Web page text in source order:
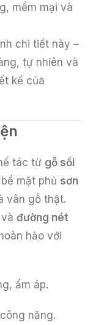
mềm mại và
chi tiết này –
tự nhiên và
kế của
tác từ gỗ sồi
mặt phủ sơn
vân gỗ thật.
và đường nét
hảo với
ấm áp.
năng.